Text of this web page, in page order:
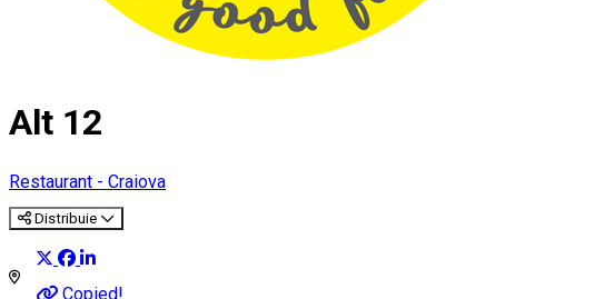
Alt 12
Restaurant - Craiova
Distribuie
Copied!